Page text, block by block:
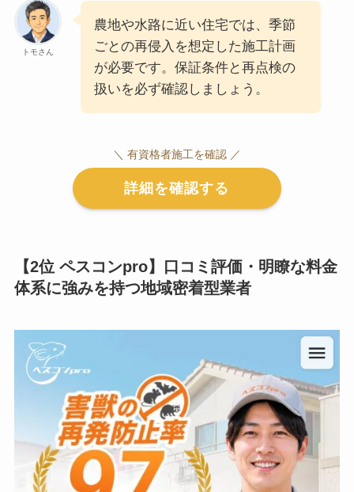
トモさん
農地や水路に近い住宅では、季節
ごとの再侵入を想定した施工計画
が必要です。保証条件と再点検の
扱いを必ず確認しましょう。
＼ 有資格者施工を確認 ／
詳細を確認する
【2位 ペスコンpro】口コミ評価・明瞭な料金
体系に強みを持つ地域密着型業者